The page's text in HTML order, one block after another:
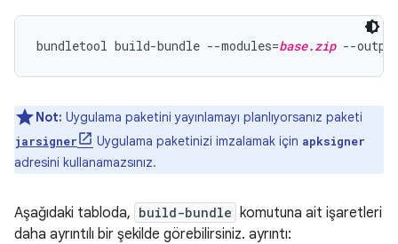
bundletool build-bundle --modules=base.zip --
Not: Uygulama paketini yayınlamayı planlıyorsanız paketi
jarsigner Uygulama paketinizi imzalamak için apksigner
adresini kullanamazsınız.
Aşağıdaki tabloda, build-bundle komutuna ait işaretleri
daha ayrıntılı bir şekilde görebilirsiniz. ayrıntı: